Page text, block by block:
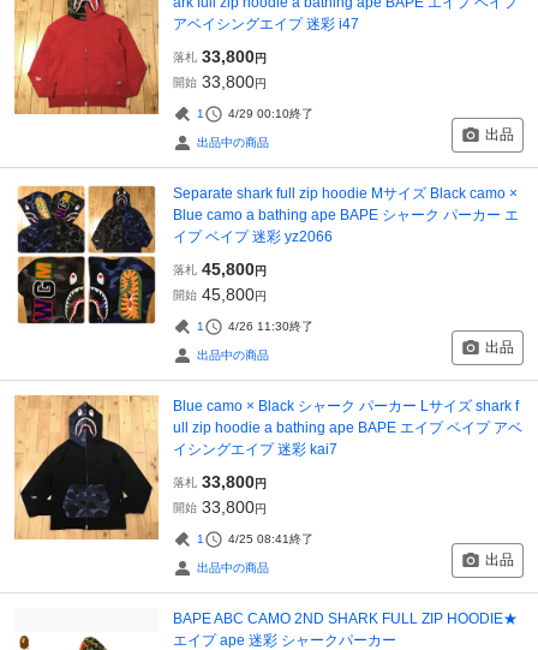
アベイシングエイプ 迷彩 i47
落札 33,800円
開始 33,800円
1 4/29 00:10終了
出品中の商品 出品
Separate shark full zip hoodie Mサイズ Black camo ×
Blue camo a bathing ape BAPE シャーク パーカー エ
イプ ベイプ 迷彩 yz2066
落札 45,800円
開始 45,800円
1 4/26 11:30終了
出品中の商品 出品
Blue camo × Black シャーク パーカー Lサイズ shark f
ull zip hoodie a bathing ape BAPE エイプ ベイプ アベ
イシングエイプ 迷彩 kai7
落札 33,800円
開始 33,800円
1 4/25 08:41終了
出品中の商品 出品
BAPE ABC CAMO 2ND SHARK FULL ZIP HOODIE★
エイプ ape 迷彩 シャークパーカー